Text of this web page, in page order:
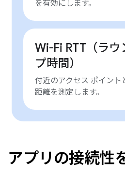
を有効にします。
Wi-Fi RTT（ラウ
プ時間）
付近のアクセス ポイント
距離を測定します。
アプリの接続性